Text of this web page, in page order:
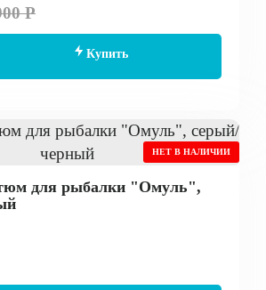
Р
Купить
НЕТ В НАЛИЧИИ
для рыбалки "Омуль",